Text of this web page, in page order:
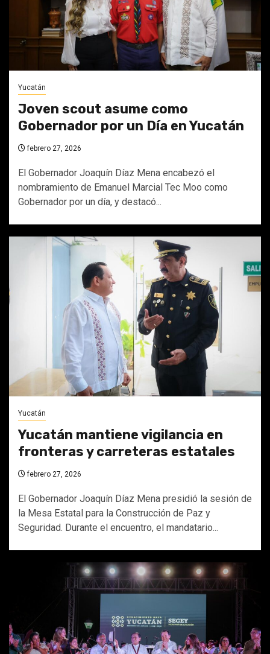
Yucatán
Joven scout asume como
Gobernador por un Día en Yucatán
febrero 27, 2026
El Gobernador Joaquín Díaz Mena encabezó el
nombramiento de Emanuel Marcial Tec Moo como
Gobernador por un día, y destacó...
Yucatán
Yucatán mantiene vigilancia en
fronteras y carreteras estatales
febrero 27, 2026
El Gobernador Joaquín Díaz Mena presidió la sesión de
la Mesa Estatal para la Construcción de Paz y
Seguridad. Durante el encuentro, el mandatario...